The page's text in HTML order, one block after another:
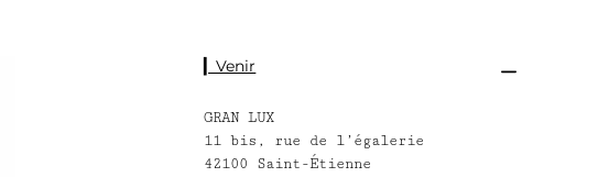
▎Venir
GRAN LUX
11 bis, rue de l’égalerie
42100 Saint-Étienne